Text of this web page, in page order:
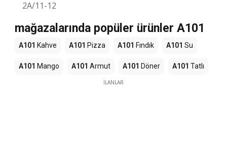
2A/11-12
mağazalarında popüler ürünler A101
A101 Kahve A101 Pizza A101 Fındık A101 Su
A101 Mango A101 Armut A101 Döner A101 Tatlı
İLANLAR